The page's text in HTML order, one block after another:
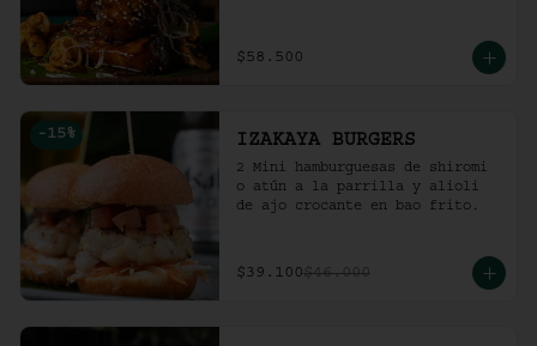
$58.500
-15 % IZAKAYA BURGERS
2 Mini hamburguesas de shiromi
o atún a la parrilla y alioli
de ajo crocante en bao frito.
$39.100$46.000